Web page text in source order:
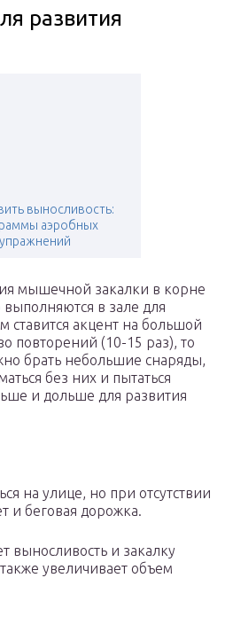
развития
выносливость:
аэробных
упражнений
мышечной закалки в корне
выполняются в зале для
ставится акцент на большой
повторений (10-15 раз), то
брать небольшие снаряды,
без них и пытаться
и дольше для развития
на улице, но при отсутствии
и беговая дорожка.
выносливость и закалку
увеличивает объем